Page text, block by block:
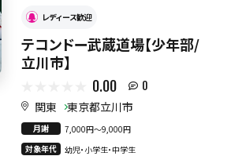
レディース歓迎
テコンドー武蔵道場【少年部/
立川市】
0.00 0
関東 東京都立川市
月謝
7,000円〜9,000円
対象年代
幼児・小学生・中学生